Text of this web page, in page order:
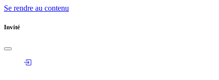
Se rendre au contenu
Invité